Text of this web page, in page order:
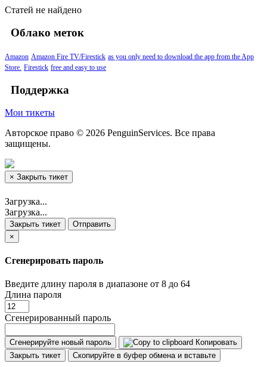
Статей не найдено
Облако меток
Amazon Amazon Fire TV/Firestick as you only need to download the app from the App
Store. Firestick free and easy to use
Поддержка
Мои тикеты
Авторское право © 2026 PenguinServices. Все права
защищены.
× Закрыть тикет
Загрузка...
Загрузка...
Закрыть тикет
Отправить
×
Сгенерировать пароль
Введите длину пароля в диапазоне от 8 до 64
Длина пароля
Сгенерированный пароль
Сгенерируйте новый пароль
Копировать
Закрыть тикет
Скопируйте в буфер обмена и вставьте